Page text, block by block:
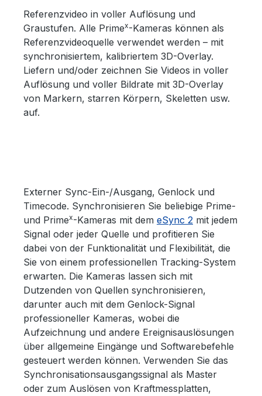
Referenzvideo in voller Auflösung und
Graustufen. Alle Primex-Kameras können als
Referenzvideoquelle verwendet werden – mit
synchronisiertem, kalibriertem 3D-Overlay.
Liefern und/oder zeichnen Sie Videos in voller
Auflösung und voller Bildrate mit 3D-Overlay
von Markern, starren Körpern, Skeletten usw.
auf.
Externer Sync-Ein-/Ausgang, Genlock und
Timecode. Synchronisieren Sie beliebige Prime-
und Primex-Kameras mit dem eSync 2 mit jedem
Signal oder jeder Quelle und profitieren Sie
dabei von der Funktionalität und Flexibilität, die
Sie von einem professionellen Tracking-System
erwarten. Die Kameras lassen sich mit
Dutzenden von Quellen synchronisieren,
darunter auch mit dem Genlock-Signal
professioneller Kameras, wobei die
Aufzeichnung und andere Ereignisauslösungen
über allgemeine Eingänge und Softwarebefehle
gesteuert werden können. Verwenden Sie das
Synchronisationsausgangssignal als Master
oder zum Auslösen von Kraftmessplatten,